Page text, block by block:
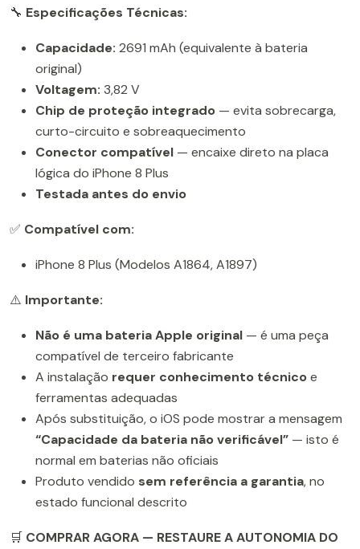
🔧 Especificações Técnicas:
Capacidade: 2691 mAh (equivalente à bateria
original)
Voltagem: 3,82 V
Chip de proteção integrado — evita sobrecarga,
curto-circuito e sobreaquecimento
Conector compatível — encaixe direto na placa
lógica do iPhone 8 Plus
Testada antes do envio
✅ Compatível com:
iPhone 8 Plus (Modelos A1864, A1897)
⚠️ Importante:
Não é uma bateria Apple original — é uma peça
compatível de terceiro fabricante
A instalação requer conhecimento técnicoe
ferramentas adequadas
Após substituição, o iOS pode mostrar a mensagem
“Capacidade da bateria não verificável” — isto é
normal em baterias não oficiais
Produto vendido sem referência a garantia, no
estado funcional descrito
🛒 COMPRAR AGORA — RESTAURE A AUTONOMIA DO